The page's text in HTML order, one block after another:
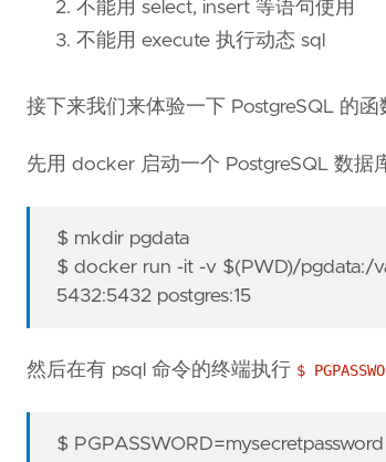
不能用 select, insert 等语句使用
不能用 execute 执行动态 sql
接下来我们来体验一下 PostgreSQL 的函
先用 docker 启动一个 PostgreSQL 数据
$ mkdir pgdata
$ docker run -it -v $(PWD)/pgdata:/
5432:5432 postgres:15
然后在有 psql 命令的终端执行 $
$